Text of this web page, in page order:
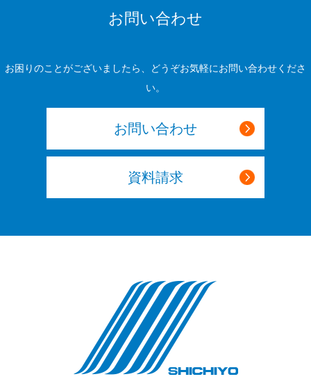
お問い合わせ
お困りのことがございましたら、どうぞお気軽にお問い合わせくださ
い。
お問い合わせ
資料請求